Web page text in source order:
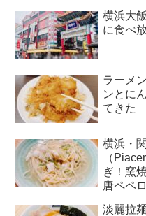
横浜大
に食べ
ラーメ
ンとに
てきた
横浜・
（
ぎ！窯
唐ペペ
淡麗拉